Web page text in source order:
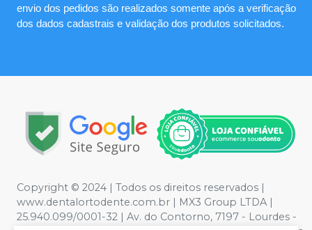
envio dos pedidos são realizados somente após a verificação
dos dados cadastrais e validação dos produtos solicitados.
Copyright © 2024 | Todos os direitos reservados |
www.dentalortodente.com.br | MX3 Group LTDA |
25.940.099/0001-32 | Av. do Contorno, 7197 - Lourdes -